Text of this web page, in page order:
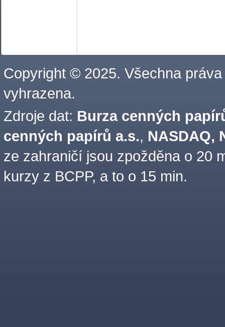
Copyright © 2025. Všechna práva
vyhrazena.
Zdroje dat: Burza cenných
cenných papírů a.s., NASDAQ,
ze zahraničí jsou zpožděna o 20
kurzy z BCPP, a to o 15 min.